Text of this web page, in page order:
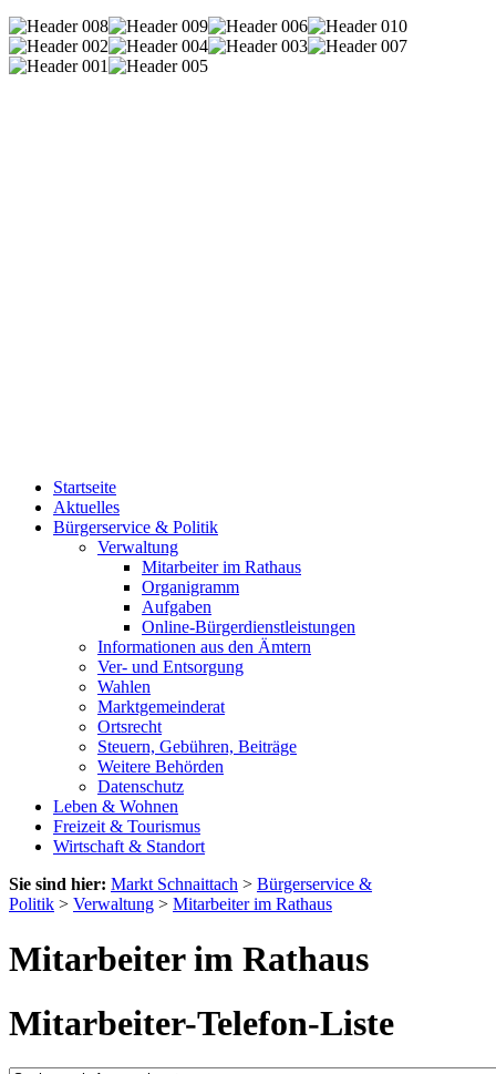
Startseite
Aktuelles
Bürgerservice & Politik
Verwaltung
Mitarbeiter im Rathaus
Organigramm
Aufgaben
Online-Bürgerdienstleistungen
Informationen aus den Ämtern
Ver- und Entsorgung
Wahlen
Marktgemeinderat
Ortsrecht
Steuern, Gebühren, Beiträge
Weitere Behörden
Datenschutz
Leben & Wohnen
Freizeit & Tourismus
Wirtschaft & Standort
Sie sind hier: Markt Schnaittach > Bürgerservice &
Politik > Verwaltung > Mitarbeiter im Rathaus
Mitarbeiter im Rathaus
Mitarbeiter-Telefon-Liste